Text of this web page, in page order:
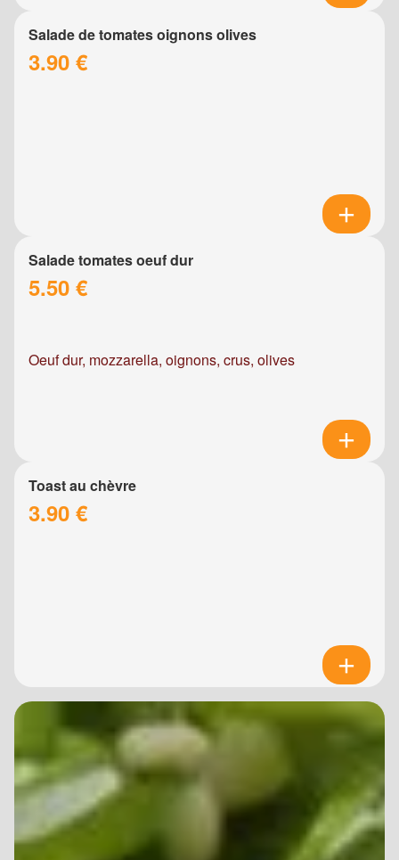
Salade de tomates oignons olives
3.90 €
Salade tomates oeuf dur
5.50 €
Oeuf dur, mozzarella, oignons, crus, olives
Toast au chèvre
3.90 €